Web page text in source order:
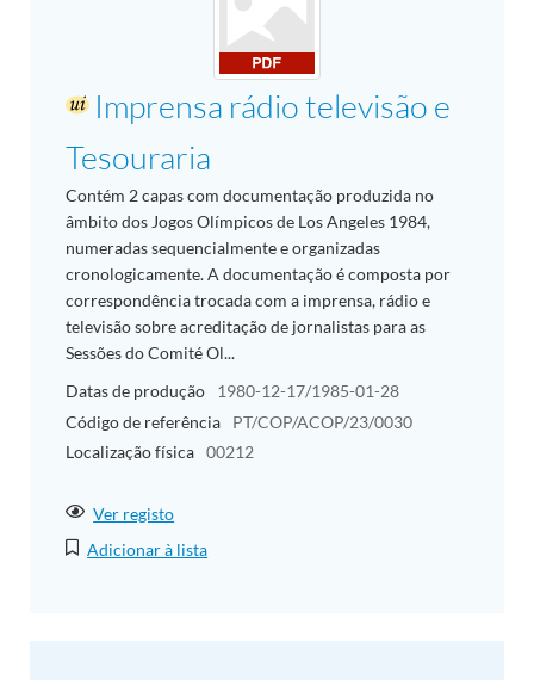
Imprensa rádio televisão e
Tesouraria
Contém 2 capas com documentação produzida no
âmbito dos Jogos Olímpicos de Los Angeles 1984,
numeradas sequencialmente e organizadas
cronologicamente. A documentação é composta por
correspondência trocada com a imprensa, rádio e
televisão sobre acreditação de jornalistas para as
Sessões do Comité Ol...
Datas de produção
1980-12-17/1985-01-28
Código de referência
PT/COP/ACOP/23/0030
Localização física 00212
Ver registo
Adicionar à lista